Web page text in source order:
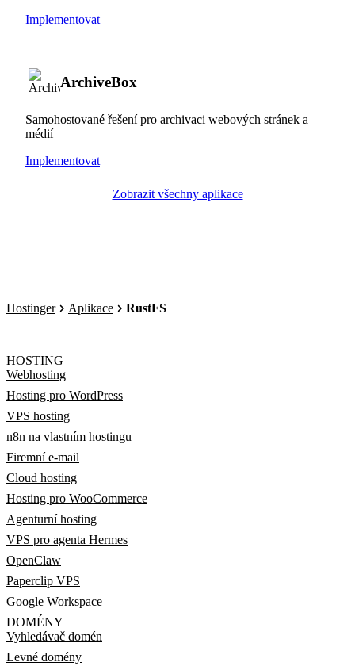
Implementovat
ArchiveBox
Samohostované řešení pro archivaci webových stránek a
médií
Implementovat
Zobrazit všechny aplikace
Hostinger Aplikace RustFS
HOSTING
Webhosting
Hosting pro WordPress
VPS hosting
n8n na vlastním hostingu
Firemní e-mail
Cloud hosting
Hosting pro WooCommerce
Agenturní hosting
VPS pro agenta Hermes
OpenClaw
Paperclip VPS
Google Workspace
DOMÉNY
Vyhledávač domén
Levné domény